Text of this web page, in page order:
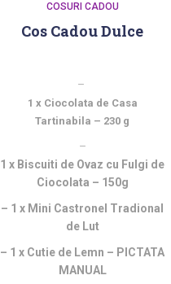
COSURI CADOU
Cos Cadou Dulce
–
1 x Ciocolata de Casa
Tartinabila – 230 g
–
1 x Biscuiti de Ovaz cu Fulgi de
Ciocolata – 150g
– 1 x Mini Castronel Tradional
de Lut
– 1 x Cutie de Lemn – PICTATA
MANUAL